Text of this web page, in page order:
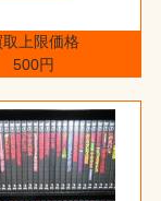
取上限価格
500円